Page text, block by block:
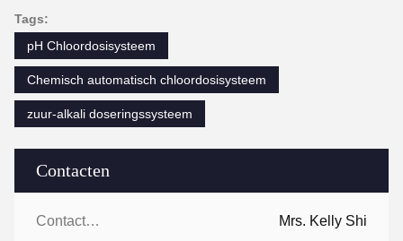
Contacten
Contacten: Mrs. Kelly Shi
Tags:
pH Chloordosisysteem
Chemisch automatisch chloordosisysteem
zuur-alkali doseringssysteem